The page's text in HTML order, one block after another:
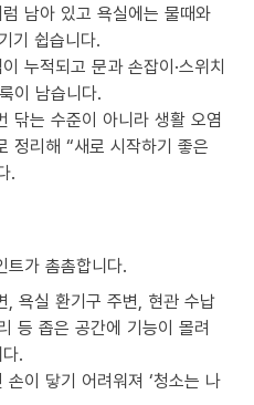
남아 있고 욕실에는 물때와
기 쉽습니다.
누적되고 문과 손잡이·스위치
이 남습니다.
닦는 수준이 아니라 생활 오염
정리해 “새로 시작하기 좋은
.
트가 촘촘합니다.
, 욕실 환기구 주변, 현관 수납
등 좁은 공간에 기능이 몰려
.
이 닿기 어려워져 ‘청소는 나